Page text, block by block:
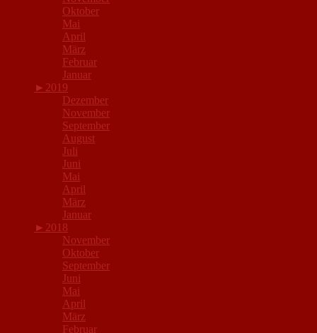
Oktober
Mai
April
März
Februar
Januar
► 2019
Dezember
November
September
August
Juli
Juni
Mai
April
März
Januar
► 2018
November
Oktober
September
Juni
Mai
April
März
Februar